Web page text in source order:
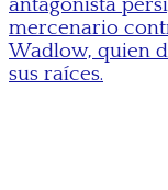
antagonista
mercenario
Wadlow, quien
sus raíces.